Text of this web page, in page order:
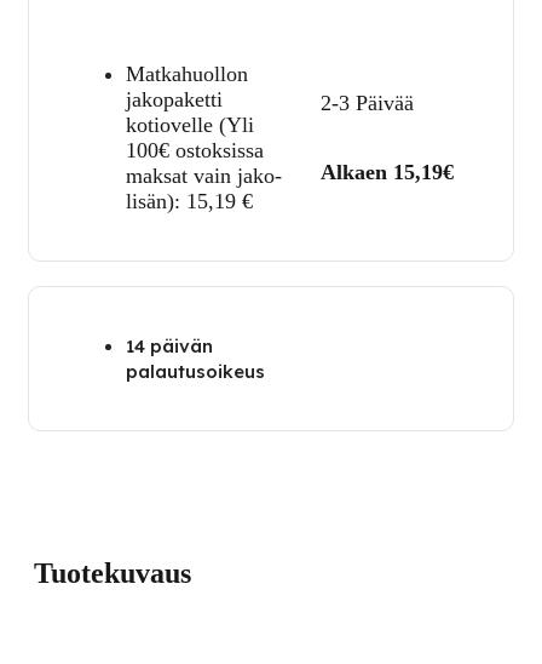
Matkahuollon
jakopaketti
kotiovelle (Yli
100€ ostoksissa
maksat vain jako-
lisän): 15,19 €
2-3 Päivää
Alkaen 15,19€
14 päivän
palautusoikeus
Tuotekuvaus